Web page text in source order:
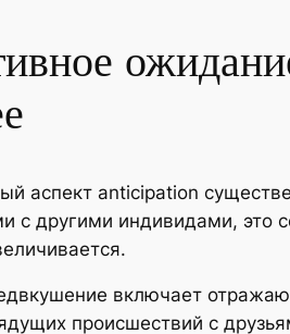
аспект anticipation
с другими индивидами, это
включает
происшествий с